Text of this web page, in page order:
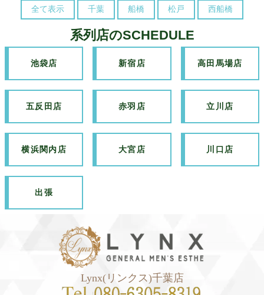
全て表示 千葉 船橋 松戸 西船橋
系列店のSCHEDULE
池袋店 新宿店 高田馬場店
五反田店 赤羽店 立川店
横浜関内店 大宮店 川口店
出張
Lynx(リンクス)千葉店